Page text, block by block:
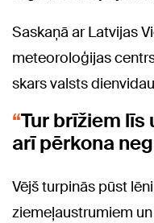
Saskaņā ar Latvijas
meteoroloģijas
skars valsts
Tur brīžiem līs
arī pērkona
Vējš turpinās pūst
ziemeļaustrumiem